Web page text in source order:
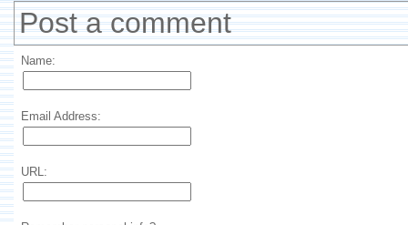
Post a comment
Name:
Email Address:
URL: